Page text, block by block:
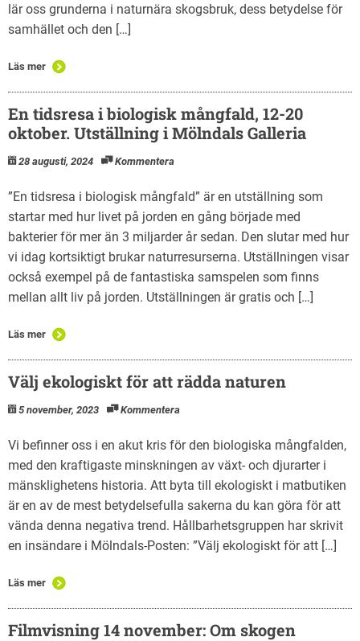
lär oss grunderna i naturnära skogsbruk, dess betydelse för
samhället och den […]
Läs mer
En tidsresa i biologisk mångfald, 12-20
oktober. Utställning i Mölndals Galleria
28 augusti, 2024 Kommentera
”En tidsresa i biologisk mångfald” är en utställning som
startar med hur livet på jorden en gång började med
bakterier för mer än 3 miljarder år sedan. Den slutar med hur
vi idag kortsiktigt brukar naturresurserna. Utställningen visar
också exempel på de fantastiska samspelen som finns
mellan allt liv på jorden. Utställningen är gratis och […]
Läs mer
Välj ekologiskt för att rädda naturen
5 november, 2023 Kommentera
Vi befinner oss i en akut kris för den biologiska mångfalden,
med den kraftigaste minskningen av växt- och djurarter i
mänsklighetens historia. Att byta till ekologiskt i matbutiken
är en av de mest betydelsefulla sakerna du kan göra för att
vända denna negativa trend. Hållbarhetsgruppen har skrivit
en insändare i Mölndals-Posten: ”Välj ekologiskt för att […]
Läs mer
Filmvisning 14 november: Om skogen